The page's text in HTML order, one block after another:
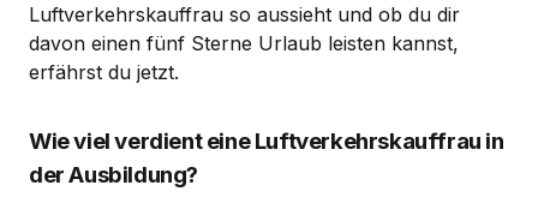
Luftverkehrskauffrau so aussieht und ob du dir
davon einen fünf Sterne Urlaub leisten kannst,
erfährst du jetzt.
Wie viel verdient eine Luftverkehrskauffrau in
der Ausbildung?